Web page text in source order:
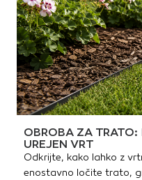
OBROBA ZA
UREJEN VRT
Odkrijte, kako lahko z
enostavno ločite trato,